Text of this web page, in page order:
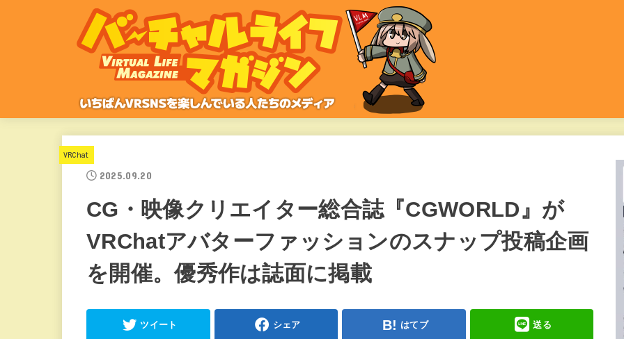
VRChat
2025.09.20
CG・映像クリエイター総合誌『CGWORLD』が
VRChatアバターファッションのスナップ投稿企画
を開催。優秀作は誌面に掲載
ツイート シェア はてブ 送る